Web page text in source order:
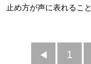
止め方が声に表れるこ
前
1